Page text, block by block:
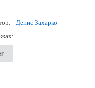
Денис Захарко